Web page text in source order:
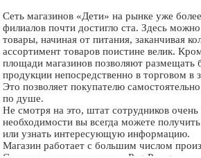
Сеть магазинов «Дети» на рынке уже
филиалов почти достигло ста. Здесь
товары, начиная от питания, заканчивая
ассортимент товаров поистине велик.
площади магазинов позволяют
продукции непосредственно в торговом в
Это позволяет покупателю
по душе.
Не смотря на это, штат сотрудников очень
необходимости вы всегда можете
или узнать интересующую информацию.
Магазин работает с большим числом